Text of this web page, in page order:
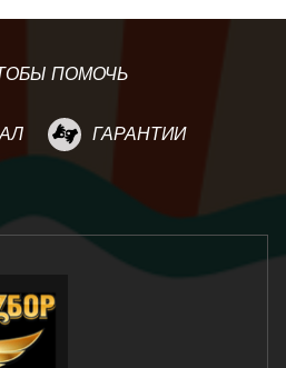
ПОМОЧЬ
ГАРАНТИИ